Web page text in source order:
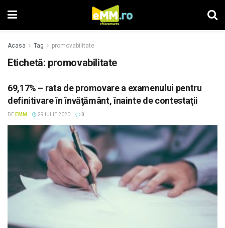
Acasa Tag promovabilitate
Etichetă: promovabilitate
69,17% – rata de promovare a examenului pentru
definitivare în învăţământ, înainte de contestaţii
DE EMM 29 IULIE 2020 0